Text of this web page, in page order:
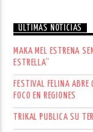
ÚLTIMAS NOTICIAS
MAKA MEL ESTRENA
ESTRELLA”
FESTIVAL FELINA ABRE
FOCO EN REGIONES
TRIKAL PUBLICA SU